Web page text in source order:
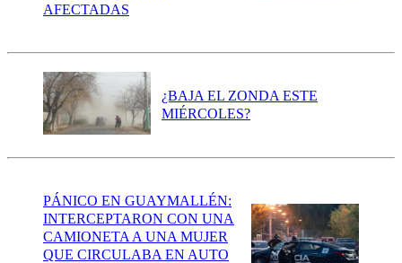
AFECTADAS
¿BAJA EL ZONDA ESTE
MIÉRCOLES?
PÁNICO EN GUAYMALLÉN:
INTERCEPTARON CON UNA
CAMIONETA A UNA MUJER
QUE CIRCULABA EN AUTO